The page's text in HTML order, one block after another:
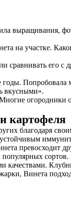
выращивания,
на участке.
сравнивать его
Попробовала
вкусными».
огородники
картофеля
благодаря
устойчивым
превосходит
качествами.
Винета